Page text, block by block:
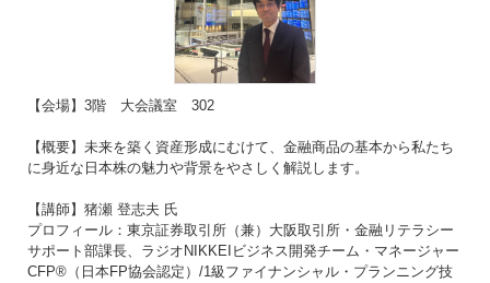
【会場】3階 大会議室 302
【概要】未来を築く資産形成にむけて、金融商品の基本から私たち
に身近な日本株の魅力や背景をやさしく解説します。
【講師】猪瀬 登志夫 氏
プロフィール：東京証券取引所（兼）大阪取引所・金融リテラシー
サポート部課長、ラジオNIKKEIビジネス開発チーム・マネージャー
CFP®（日本FP協会認定）/1級ファイナンシャル・プランニング技